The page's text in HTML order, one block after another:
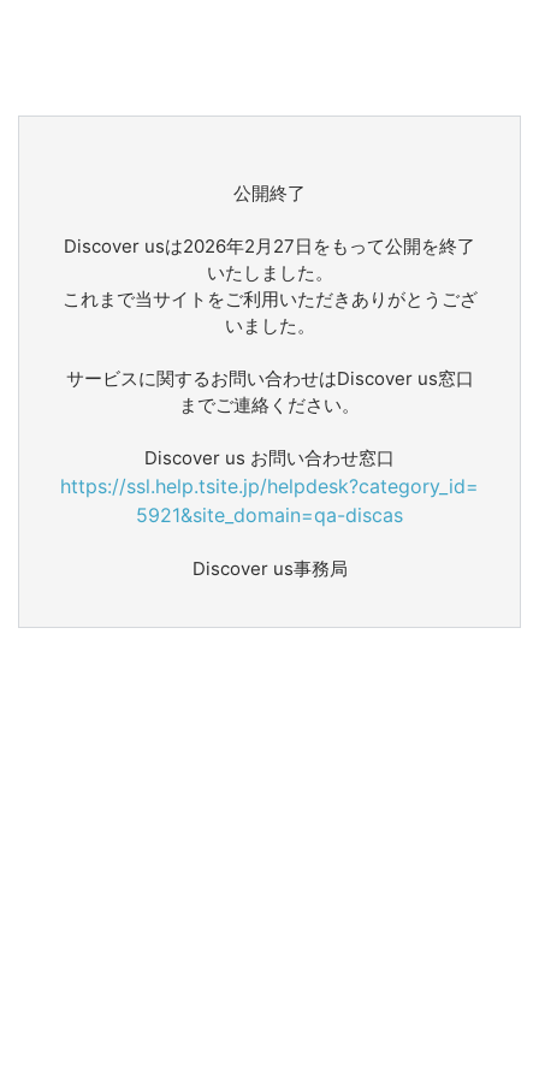
公開終了
Discover usは2026年2月27日をもって公開を終了
いたしました。
これまで当サイトをご利用いただきありがとうござ
いました。
サービスに関するお問い合わせはDiscover us窓口
までご連絡ください。
Discover us お問い合わせ窓口
https://ssl.help.tsite.jp/helpdesk?category_id=
5921&site_domain=qa-discas
Discover us事務局